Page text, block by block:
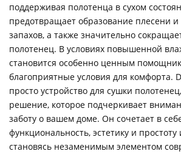
поддерживая полотенца в сухом
предотвращает образование плесени
запахов, а также значительно
полотенец. В условиях повышенной
становится особенно ценным
благоприятные условия для комфорта.
просто устройство для сушки
решение, которое подчеркивает
заботу о вашем доме. Он сочетает в
функциональность, эстетику и
становясь незаменимым элементом